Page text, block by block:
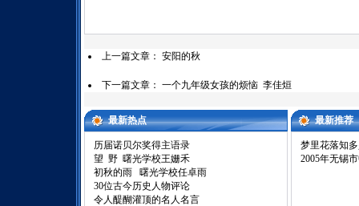
上一篇文章： 安阳的秋
下一篇文章： 一个九年级女孩的烦恼 李佳烜
最新热点 最新推荐
历届诺贝尔奖得主语录
望 野 曙光学校王姗禾
初秋的雨 曙光学校任卓雨
30位古今历史人物评论
令人醍醐灌顶的名人名言
梦里花落知
2005年无锡